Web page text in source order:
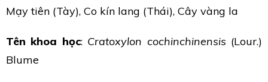
Mạy tiên (Tày), Co kín lang (Thái), Cây vàng la
Tên khoa học: Cratoxylon cochinchinensis (Lour.)
Blume